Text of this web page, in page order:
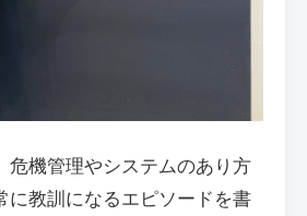
危機管理やシステムのあり方
に教訓になるエピソードを書